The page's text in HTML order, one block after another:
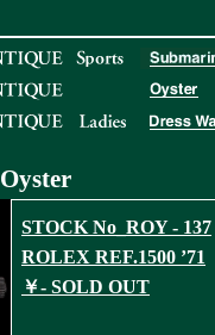
Oyster
STOCK No_ROY - 137
ROLEX REF.1500 ’71
￥- SOLD OUT